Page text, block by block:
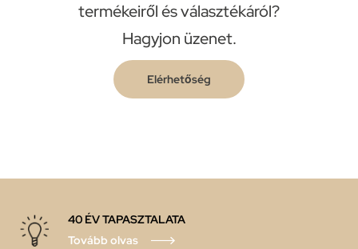
termékeiről és választékáról?
Hagyjon üzenet.
Elérhetőség
40 ÉV TAPASZTALATA
Tovább olvas